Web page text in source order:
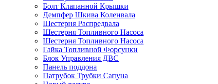
Болт Клапанной Крышки
Демпфер Шкива Коленвала
Шестерня Распредвала
Шестерня Топливного Насоса
Шестерня Топливного Насоса
Гайка Топливной Форсунки
Блок Управления ДВС
Панель поддона
Патрубок Трубки Сапуна